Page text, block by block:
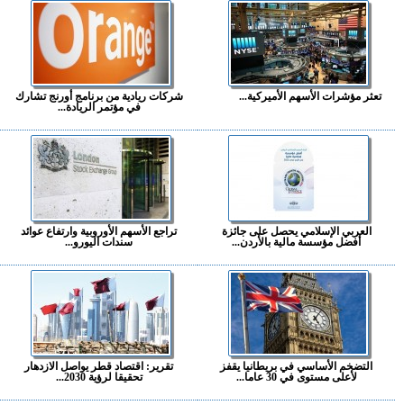
تعثر مؤشرات الأسهم الأميركية...
شركات ريادية من برنامج أورنج تشارك
في مؤتمر الريادة...
العربي الإسلامي يحصل على جائزة
أفضل مؤسسة مالية بالأردن...
تراجع الأسهم الأوروبية وارتفاع عوائد
سندات اليورو...
التضخم الأساسي في بريطانيا يقفز
لأعلى مستوى في 30 عاما...
تقرير: اقتصاد قطر يواصل الازدهار
تحقيقا لرؤية 2030...